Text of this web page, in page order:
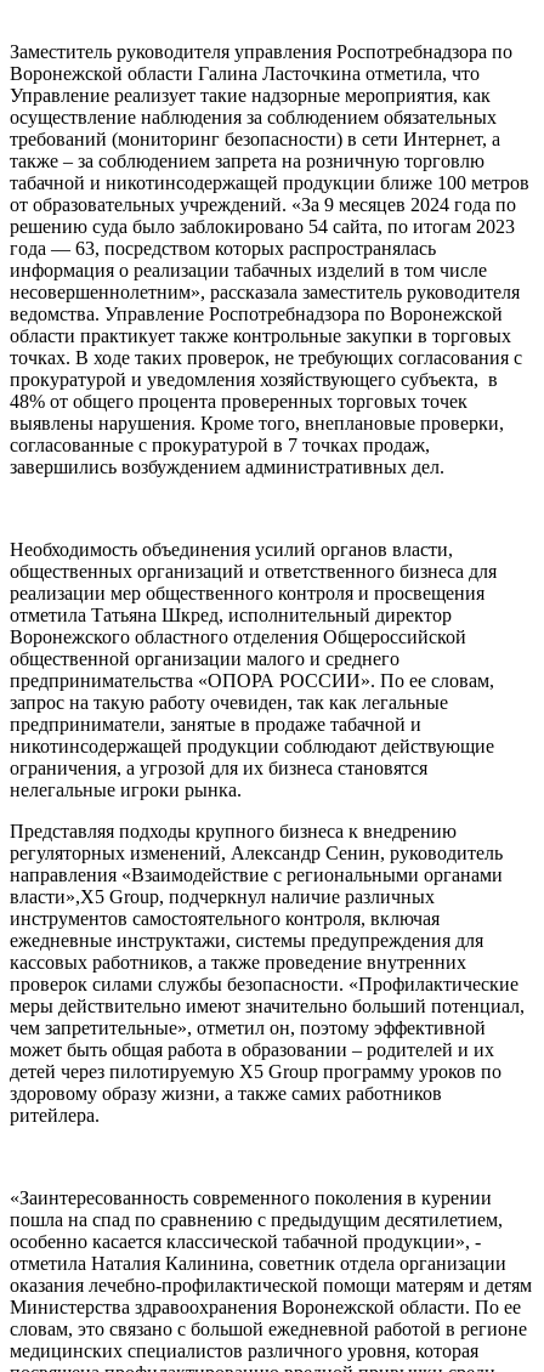
Заместитель руководителя управления Роспотребнадзора по
Воронежской области Галина Ласточкина отметила, что
Управление реализует такие надзорные мероприятия, как
осуществление наблюдения за соблюдением обязательных
требований (мониторинг безопасности) в сети Интернет, а
также – за соблюдением запрета на розничную торговлю
табачной и никотинсодержащей продукции ближе 100 метров
от образовательных учреждений. «За 9 месяцев 2024 года по
решению суда было заблокировано 54 сайта, по итогам 2023
года — 63, посредством которых распространялась
информация о реализации табачных изделий в том числе
несовершеннолетним», рассказала заместитель руководителя
ведомства. Управление Роспотребнадзора по Воронежской
области практикует также контрольные закупки в торговых
точках. В ходе таких проверок, не требующих согласования с
прокуратурой и уведомления хозяйствующего субъекта, в
48% от общего процента проверенных торговых точек
выявлены нарушения. Кроме того, внеплановые проверки,
согласованные с прокуратурой в 7 точках продаж,
завершились возбуждением административных дел.
Необходимость объединения усилий органов власти,
общественных организаций и ответственного бизнеса для
реализации мер общественного контроля и просвещения
отметила Татьяна Шкред, исполнительный директор
Воронежского областного отделения Общероссийской
общественной организации малого и среднего
предпринимательства «ОПОРА РОССИИ». По ее словам,
запрос на такую работу очевиден, так как легальные
предприниматели, занятые в продаже табачной и
никотинсодержащей продукции соблюдают действующие
ограничения, а угрозой для их бизнеса становятся
нелегальные игроки рынка.
Представляя подходы крупного бизнеса к внедрению
регуляторных изменений, Александр Сенин, руководитель
направления «Взаимодействие с региональными органами
власти»,X5 Group, подчеркнул наличие различных
инструментов самостоятельного контроля, включая
ежедневные инструктажи, системы предупреждения для
кассовых работников, а также проведение внутренних
проверок силами службы безопасности. «Профилактические
меры действительно имеют значительно больший потенциал,
чем запретительные», отметил он, поэтому эффективной
может быть общая работа в образовании – родителей и их
детей через пилотируемую X5 Group программу уроков по
здоровому образу жизни, а также самих работников
ритейлера.
«Заинтересованность современного поколения в курении
пошла на спад по сравнению с предыдущим десятилетием,
особенно касается классической табачной продукции», -
отметила Наталия Калинина, советник отдела организации
оказания лечебно-профилактической помощи матерям и детям
Министерства здравоохранения Воронежской области. По ее
словам, это связано с большой ежедневной работой в регионе
медицинских специалистов различного уровня, которая